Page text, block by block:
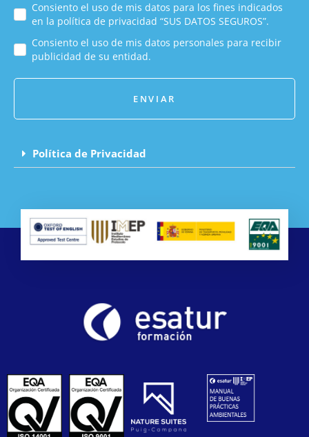
Consiento el uso de mis datos para los fines indicados
en la política de privacidad “SUS DATOS SEGUROS”.
Consiento el uso de mis datos personales para recibir
publicidad de su entidad.
ENVIAR
Política de Privacidad